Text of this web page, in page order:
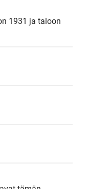
1931 ja taloon